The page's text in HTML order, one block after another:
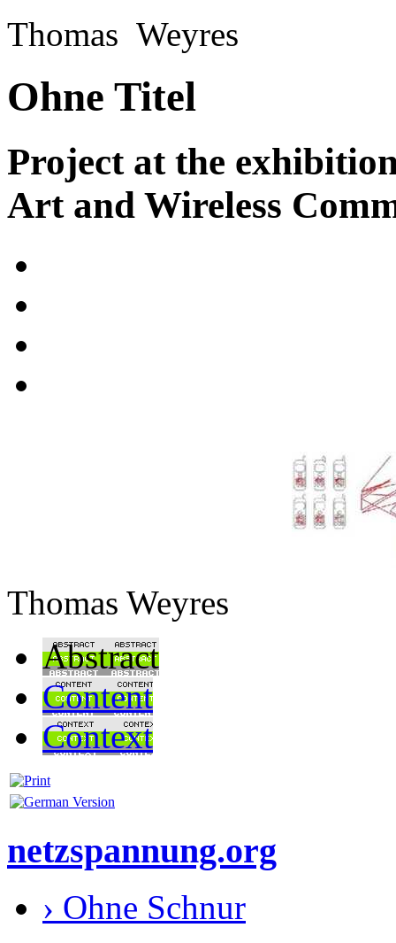
Thomas Weyres
Ohne Titel
Project at the
Art and Wireless
Thomas Weyres
Abstract
Content
Context
netzspannung.org
› Ohne Schnur